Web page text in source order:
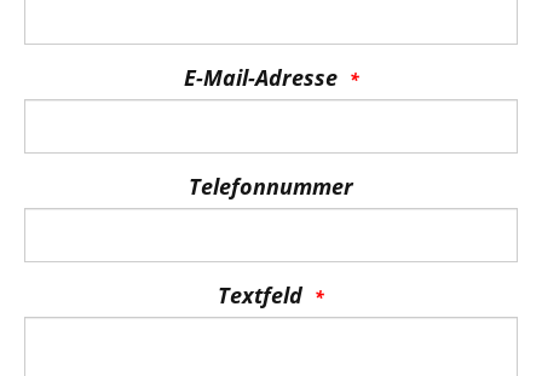
E-Mail-Adresse
Telefonnummer
Textfeld